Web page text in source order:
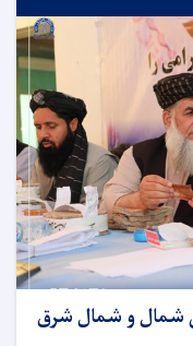
شمال و شمال شرق